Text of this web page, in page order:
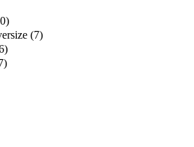
)
(7)
)
)